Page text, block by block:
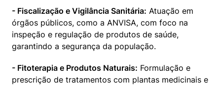
- Fiscalização e Vigilância Sanitária: Atuação em
órgãos públicos, como a ANVISA, com foco na
inspeção e regulação de produtos de saúde,
garantindo a segurança da população.
- Fitoterapia e Produtos Naturais: Formulação e
prescrição de tratamentos com plantas medicinais e